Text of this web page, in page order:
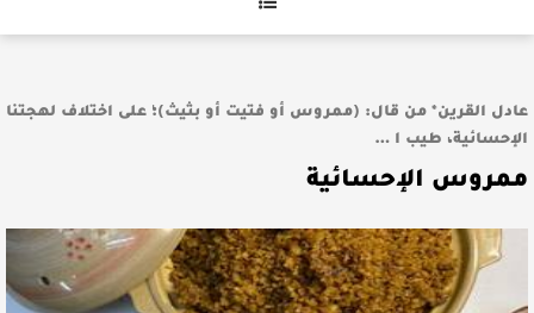
عادل القرين* من قال: (ممروس أو فتيت أو بثيث)؛ على اختلاف لهجتنا
الإحسائية، طيب ا …
ممروس الإحسائية